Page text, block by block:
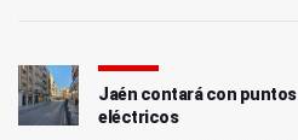
Jaén contará con
eléctricos